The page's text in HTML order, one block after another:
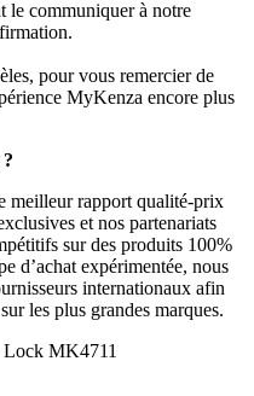
le communiquer à notre
pour vous remercier de
MyKenza encore plus
meilleur rapport qualité-prix
et nos partenariats
sur des produits 100%
d’achat expérimentée, nous
internationaux afin
les plus grandes marques.
MK4711